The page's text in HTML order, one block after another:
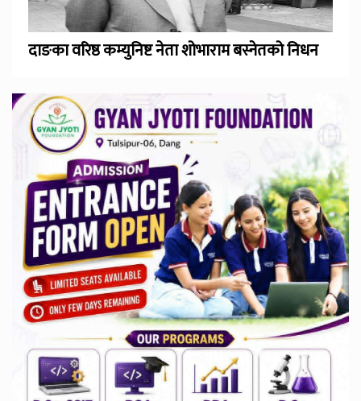
दाङका वरिष्ठ कम्युनिष्ट नेता शोभाराम बस्नेतको निधन